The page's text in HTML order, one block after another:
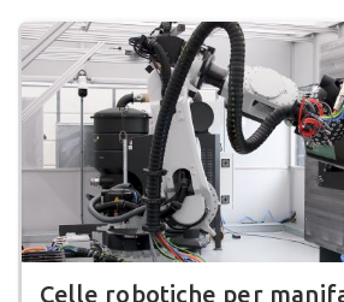
Celle robotiche per